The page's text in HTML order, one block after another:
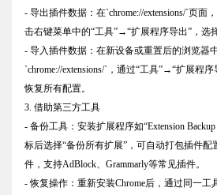
- 导出插件数据：在`chrome://extensions/`页面
击右键菜单中的“工具”→“扩展程序导出”，选
- 导入插件数据：在新设备或重置后的浏览器
`chrome://extensions/`，通过“工具”→“扩展程
恢复所有配置。
3. 借助第三方工具
- 备份工具：安装扩展程序如“Extension
标后选择“备份所有扩展”，可自动打包插件配
件，支持AdBlock、Grammarly等常见插件。
- 恢复操作：重新安装Chrome后，通过同一